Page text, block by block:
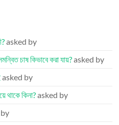
asked by
চাষ কিভাবে করা যায়?asked by
asked by
থাকে কিনা?asked by